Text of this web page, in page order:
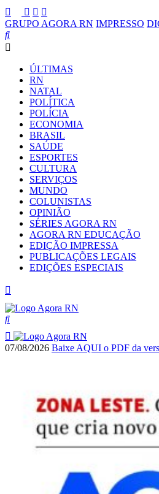
GRUPO AGORA RN IMPRESSO
ÚLTIMAS
RN
NATAL
POLÍTICA
POLÍCIA
ECONOMIA
BRASIL
SAÚDE
ESPORTES
CULTURA
SERVIÇOS
MUNDO
COLUNISTAS
OPINIÃO
SÉRIES AGORA RN
AGORA RN EDUCAÇÃO
EDIÇÃO IMPRESSA
PUBLICAÇÕES LEGAIS
EDIÇÕES ESPECIAIS
07/08/2026 Baixe AQUI o PDF da